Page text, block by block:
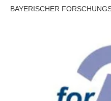
BAYERISCHER